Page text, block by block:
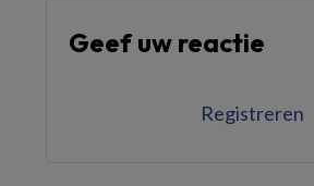
Geef uw reactie
Registreren